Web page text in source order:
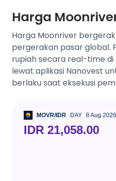
Harga
Harga Moonriver
pergerakan pasar global.
rupiah secara real-time di
lewat aplikasi Nanovest
berlaku saat eksekusi
MOVR/IDR DAY 8 Aug
IDR 21,058.00